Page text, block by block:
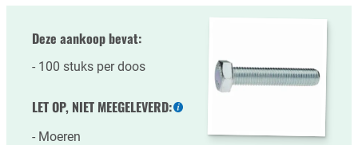
Deze aankoop bevat:
100 stuks per doos
LET OP, NIET MEEGELEVERD:
informatie
Moeren